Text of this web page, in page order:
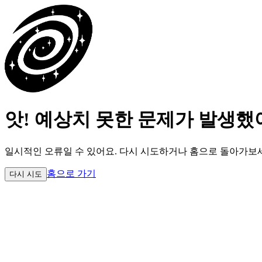
앗! 예상치 못한 문제가 발생했
일시적인 오류일 수 있어요. 다시 시도하거나 홈으로 돌아가보
다시 시도 홈으로 가기